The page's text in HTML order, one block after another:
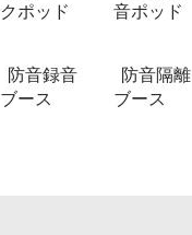
クポッド
音ポッド
防音録音
ブース
防音隔離
ブース